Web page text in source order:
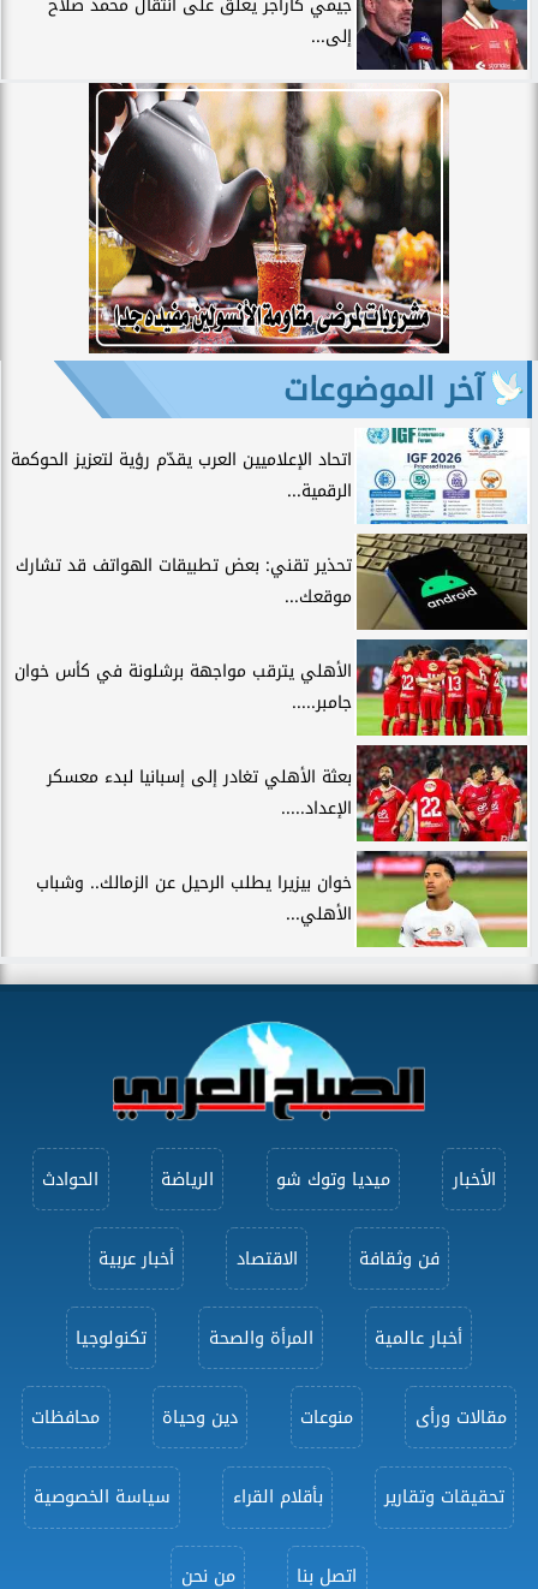
إلى...
آخر الموضوعات
اتحاد الإعلاميين العرب يقدّم رؤية لتعزيز الحوكمة
الرقمية...
تحذير تقني: بعض تطبيقات الهواتف قد تشارك
موقعك...
الأهلي يترقب مواجهة برشلونة في كأس خوان
جامبر.....
بعثة الأهلي تغادر إلى إسبانيا لبدء معسكر
الإعداد.....
خوان بيزيرا يطلب الرحيل عن الزمالك.. وشباب
الأهلي...
الأخبار ميديا وتوك شو الرياضة الحوادث
فن وثقافة الاقتصاد أخبار عربية
أخبار عالمية المرأة والصحة تكنولوجيا
مقالات ورأى منوعات دين وحياة محافظات
تحقيقات وتقارير بأقلام القراء سياسة الخصوصية
اتصل بنا من نحن